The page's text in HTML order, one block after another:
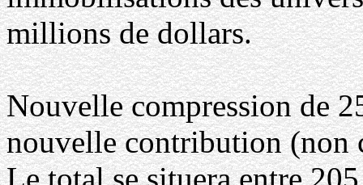
millions de dollars.
Nouvelle compression de
nouvelle contribution (non
Le total se situera entre